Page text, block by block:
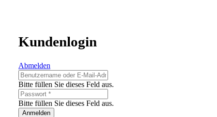
Kundenlogin
Abmelden
Bitte füllen Sie dieses Feld aus.
Bitte füllen Sie dieses Feld aus.
Anmelden